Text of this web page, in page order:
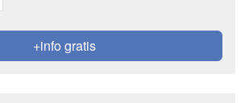
+info gratis